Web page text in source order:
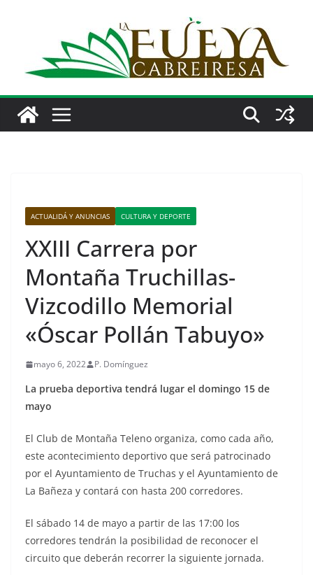
ACTUALIDÁ Y ANUNCIAS CULTURA Y DEPORTE
XXIII Carrera por
Montaña Truchillas-
Vizcodillo Memorial
«Óscar Pollán Tabuyo»
mayo 6, 2022 P. Domínguez
La prueba deportiva tendrá lugar el domingo 15 de
mayo
El Club de Montaña Teleno organiza, como cada año,
este acontecimiento deportivo que será patrocinado
por el Ayuntamiento de Truchas y el Ayuntamiento de
La Bañeza y contará con hasta 200 corredores.
El sábado 14 de mayo a partir de las 17:00 los
corredores tendrán la posibilidad de reconocer el
circuito que deberán recorrer la siguiente jornada.